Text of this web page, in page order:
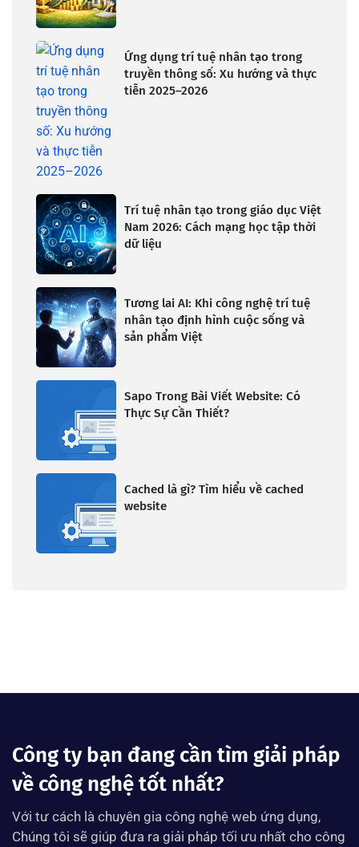
Ứng dụng trí tuệ nhân tạo trong
truyền thông số: Xu hướng và thực
tiễn 2025–2026
Trí tuệ nhân tạo trong giáo dục Việt
Nam 2026: Cách mạng học tập thời
dữ liệu
Tương lai AI: Khi công nghệ trí tuệ
nhân tạo định hình cuộc sống và
sản phẩm Việt
Sapo Trong Bài Viết Website: Có
Thực Sự Cần Thiết?
Cached là gì? Tìm hiểu về cached
website
Công ty bạn đang cần tìm giải pháp
về công nghệ tốt nhất?
Với tư cách là chuyên gia công nghệ web ứng dụng,
Chúng tôi sẽ giúp đưa ra giải pháp tối ưu nhất cho công